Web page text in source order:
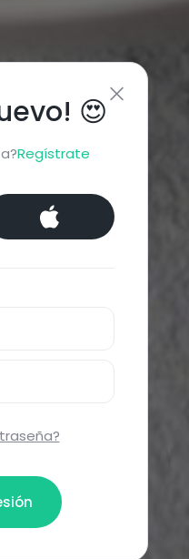
😍
Regístrate